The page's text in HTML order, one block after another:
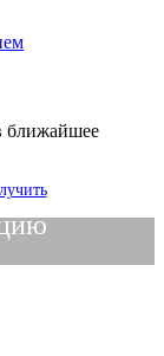
ближайшее